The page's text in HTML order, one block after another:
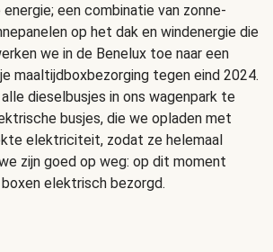
een combinatie van zonne-
op het dak en windenergie die
we in de Benelux toe naar een
maaltijdboxbezorging tegen eind 2024.
dieselbusjes in ons wagenpark te
busjes, die we opladen met
elektriciteit, zodat ze helemaal
zijn goed op weg: op dit moment
elektrisch bezorgd.